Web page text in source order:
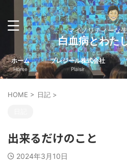
マイノリティーな
白血病とわた
ホーム
Home
プレジール株式会社
Plaisir
HOME > 日記 >
出来るだけのこと
2024年3月10日